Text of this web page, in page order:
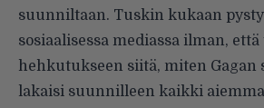
suunniltaan. Tuskin kukaan
sosiaalisessa mediassa ilman,
hehkutukseen siitä, miten Gagan
lakaisi suunnilleen kaikki